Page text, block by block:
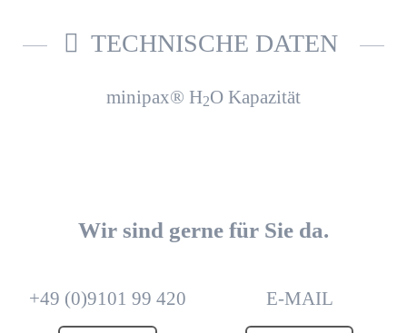
TECHNISCHE DATEN
minipax® H2O Kapazität
Wir sind gerne für Sie da.
+49 (0)9101 99 420 E-MAIL